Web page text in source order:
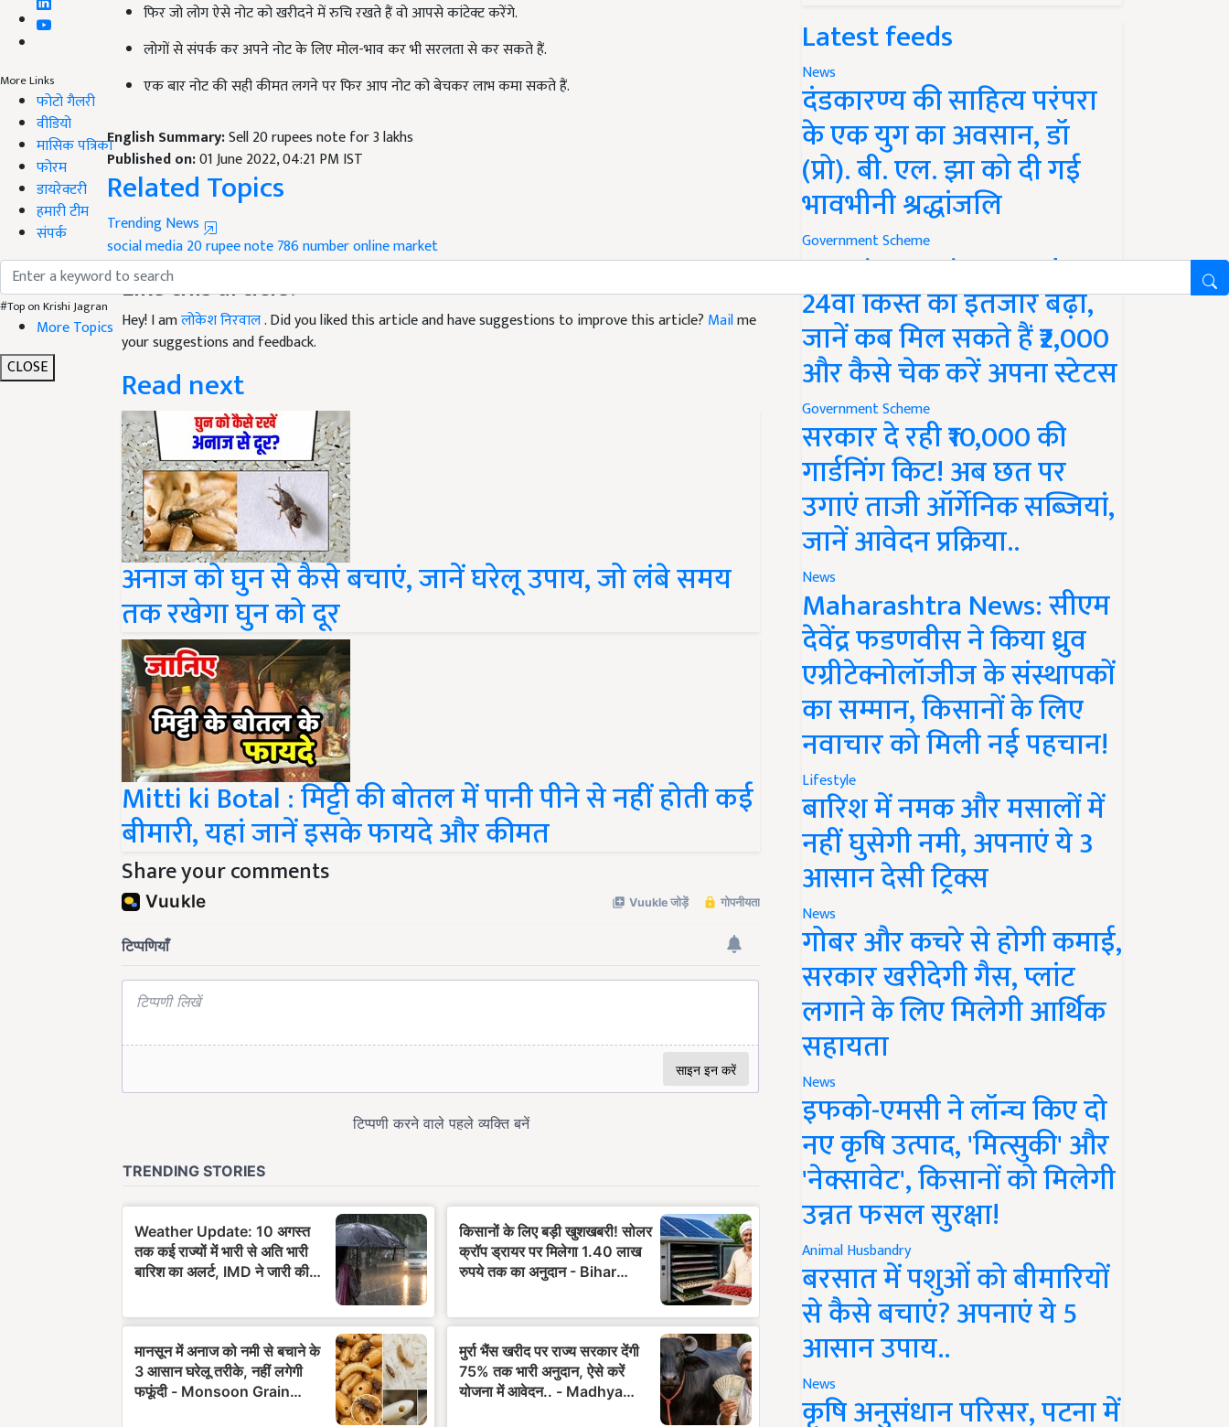
More Links
फोटो गैलरी
वीडियो
मासिक पत्रिका
फोरम
डायरेक्टरी
हमारी टीम
संपर्क
#Top on Krishi Jagran
More Topics
CLOSE
फिर जो लोग ऐसे नोट को खरीदने में रुचि रखते हैं वो आपसे कांटेक्ट करेंगे.
लोगों से संपर्क कर अपने नोट के लिए मोल-भाव कर भी सरलता से कर सकते हैं.
एक बार नोट की सही कीमत लगने पर फिर आप नोट को बेचकर लाभ कमा सकते हैं.
English Summary:Sell ​​20 rupees note for 3 lakhs
Published on:01 June 2022, 04:21 PM IST
Related Topics
Trending News
social media20 rupee note786 numberonline market
Like this article?
Hey! I amलोकेश निरवाल. Did you liked this article and have suggestions to improve this article? Mailme
your suggestions and feedback.
Read next
अनाज को घुन से कैसे बचाएं, जानें घरेलू उपाय, जो लंबे समय
तक रखेगा घुन को दूर
Mitti ki Botal : मिट्टी की बोतल में पानी पीने से नहीं होती कई
बीमारी, यहां जानें इसके फायदे और कीमत
Share your comments
Latest feeds
News
दंडकारण्य की साहित्य परंपरा
के एक युग का अवसान, डॉ
(प्रो). बी. एल. झा को दी गई
भावभीनी श्रद्धांजलि
Government Scheme
PM Kisan Yojana Update:
24वीं किस्त का इंतजार बढ़ा,
जानें कब मिल सकते हैं ₹2,000
और कैसे चेक करें अपना स्टेटस
Government Scheme
सरकार दे रही ₹10,000 की
गार्डनिंग किट! अब छत पर
उगाएं ताजी ऑर्गेनिक सब्जियां,
जानें आवेदन प्रक्रिया..
News
Maharashtra News: सीएम
देवेंद्र फडणवीस ने किया ध्रुव
एग्रीटेक्नोलॉजीज के संस्थापकों
का सम्मान, किसानों के लिए
नवाचार को मिली नई पहचान!
Lifestyle
बारिश में नमक और मसालों में
नहीं घुसेगी नमी, अपनाएं ये 3
आसान देसी ट्रिक्स
News
गोबर और कचरे से होगी कमाई,
सरकार खरीदेगी गैस, प्लांट
लगाने के लिए मिलेगी आर्थिक
सहायता
News
इफको-एमसी ने लॉन्च किए दो
नए कृषि उत्पाद, 'मित्सुकी' और
'नेक्सावेट', किसानों को मिलेगी
उन्नत फसल सुरक्षा!
Animal Husbandry
बरसात में पशुओं को बीमारियों
से कैसे बचाएं? अपनाएं ये 5
आसान उपाय..
News
कृषि अनुसंधान परिसर, पटना में